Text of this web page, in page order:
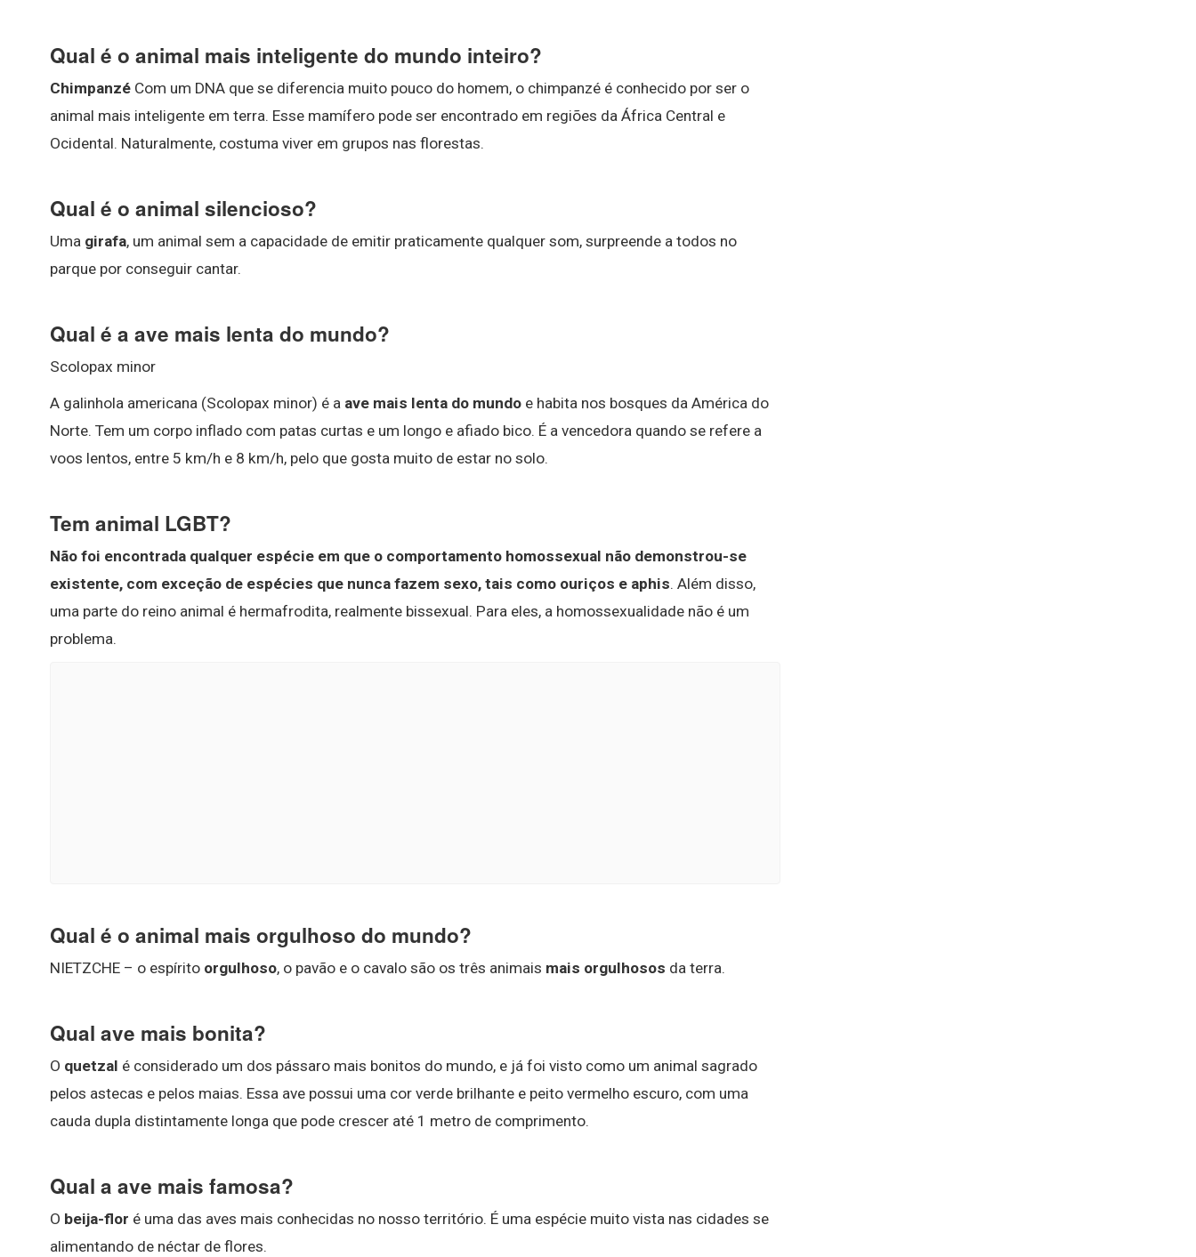
Qual é o animal mais inteligente do mundo inteiro?
Chimpanzé Com um DNA que se diferencia muito pouco do homem, o chimpanzé é conhecido por ser o
animal mais inteligente em terra. Esse mamífero pode ser encontrado em regiões da África Central e
Ocidental. Naturalmente, costuma viver em grupos nas florestas.
Qual é o animal silencioso?
Uma girafa, um animal sem a capacidade de emitir praticamente qualquer som, surpreende a todos no
parque por conseguir cantar.
Qual é a ave mais lenta do mundo?
Scolopax minor
A galinhola americana (Scolopax minor) é a ave mais lenta do mundo e habita nos bosques da América do
Norte. Tem um corpo inflado com patas curtas e um longo e afiado bico. É a vencedora quando se refere a
voos lentos, entre 5 km/h e 8 km/h, pelo que gosta muito de estar no solo.
Tem animal LGBT?
Não foi encontrada qualquer espécie em que o comportamento homossexual não demonstrou-se
existente, com exceção de espécies que nunca fazem sexo, tais como ouriços e aphis. Além disso,
uma parte do reino animal é hermafrodita, realmente bissexual. Para eles, a homossexualidade não é um
problema.
Qual é o animal mais orgulhoso do mundo?
NIETZCHE – o espírito orgulhoso, o pavão e o cavalo são os três animais mais orgulhosos da terra.
Qual ave mais bonita?
O quetzal é considerado um dos pássaro mais bonitos do mundo, e já foi visto como um animal sagrado
pelos astecas e pelos maias. Essa ave possui uma cor verde brilhante e peito vermelho escuro, com uma
cauda dupla distintamente longa que pode crescer até 1 metro de comprimento.
Qual a ave mais famosa?
O beija-flor é uma das aves mais conhecidas no nosso território. É uma espécie muito vista nas cidades se
alimentando de néctar de flores.